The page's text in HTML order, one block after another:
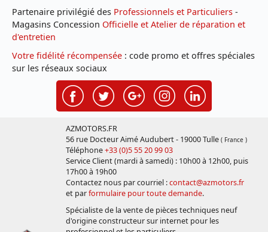
Partenaire privilégié des Professionnels et Particuliers -
Magasins Concession Officielle et Atelier de réparation et
d'entretien
Votre fidélité récompensée : code promo et offres spéciales
sur les réseaux sociaux
AZMOTORS.FR
56 rue Docteur Aimé Audubert - 19000 Tulle ( France )
Téléphone+33 (0)5 55 20 99 03
Service Client (mardi à samedi) : 10h00 à 12h00, puis
17h00 à 19h00
Contactez nous par courriel :contact@azmotors.fr
et parformulaire pour toute demande.
Spécialiste de la vente de pièces techniques neuf
d'origine constructeur sur internet pour les